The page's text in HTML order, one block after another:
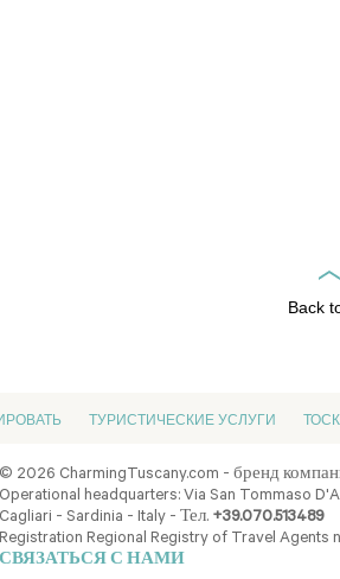
Back
ТУРИСТИЧЕСКИЕ УСЛУГИ
© 2026 CharmingTuscany.com - бренд
Operational headquarters: Via San Tommaso
Cagliari - Sardinia - Italy - Тел. +39.070.513489
Registration Regional Registry of Travel Agents
СВЯЗАТЬСЯ С НАМИ